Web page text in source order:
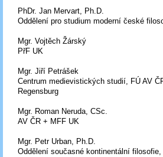
PhDr. Jan Mervart, Ph.D.
Oddělení pro studium moderní české
Mgr. Vojtěch Žárský
PřF UK
Mgr. Jiří Petrášek
Centrum medievistických studií, FÚ AV
Regensburg
Mgr. Roman Neruda, CSc.
AV ČR + MFF UK
Mgr. Petr Urban, Ph.D.
Oddělení současné kontinentální